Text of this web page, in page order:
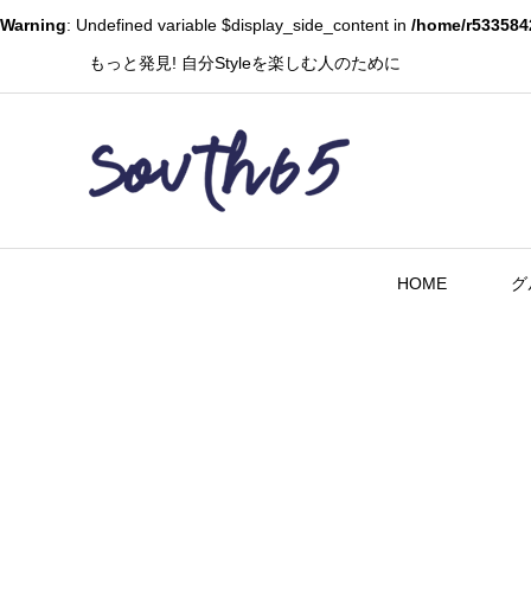
Warning: Undefined variable $display_side_content in /home/
もっと発見! 自分Styleを楽しむ人のために
HOME